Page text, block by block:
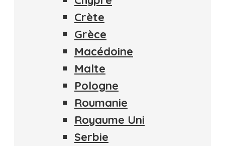
Crète
Grèce
Macédoine
Malte
Pologne
Roumanie
Royaume Uni
Serbie